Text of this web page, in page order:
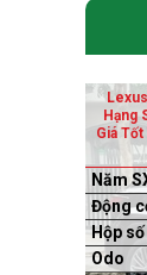
Hạng
Giá
Năm
Động
Hộp số
Odo